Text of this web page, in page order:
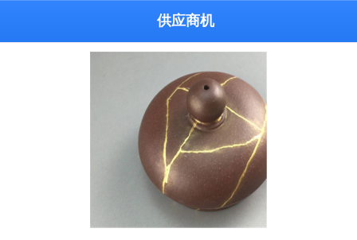
供应商机